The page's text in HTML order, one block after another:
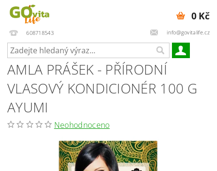
608718543 info@govitalife.cz
0 Kč
AMLA PRÁŠEK - PŘÍRODNÍ
VLASOVÝ KONDICIONÉR 100 G
AYUMI
Neohodnoceno